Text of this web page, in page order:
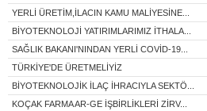
YERLİ ÜRETİM,İLACIN KAMU MALİYESİNE...
BİYOTEKNOLOJİ YATIRIMLARIMIZ İTHALA...
SAĞLIK BAKANI'NINDAN YERLİ COVİD-19...
TÜRKİYE'DE ÜRETMELİYİZ
BİYOTEKNOLOJİK İLAÇ İHRACIYLA SEKTÖ...
KOÇAK FARMA AR-GE İŞBİRLİKLERİ ZİRV...